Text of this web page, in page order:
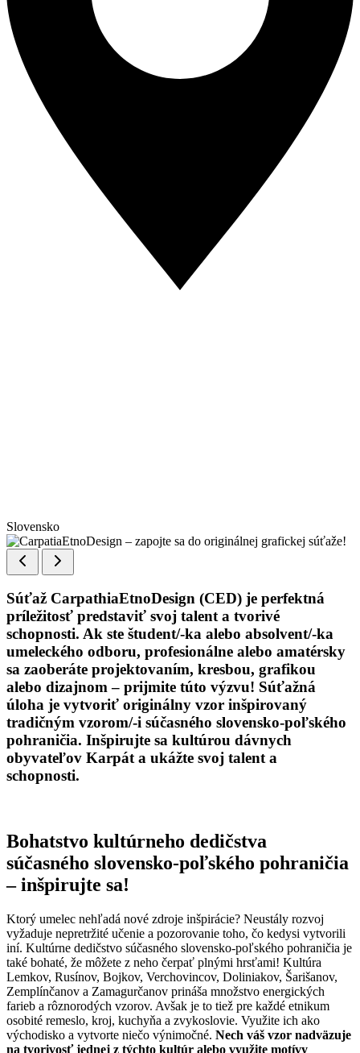
Slovensko
Súťaž CarpathiaEtnoDesign (CED) je perfektná
príležitosť predstaviť svoj talent a tvorivé
schopnosti. Ak ste študent/-ka alebo absolvent/-ka
umeleckého odboru, profesionálne alebo amatérsky
sa zaoberáte projektovaním, kresbou, grafikou
alebo dizajnom – prijmite túto výzvu! Súťažná
úloha je vytvoriť originálny vzor inšpirovaný
tradičným vzorom/-i súčasného slovensko-poľského
pohraničia. Inšpirujte sa kultúrou dávnych
obyvateľov Karpát a ukážte svoj talent a
schopnosti.
Bohatstvo kultúrneho dedičstva
súčasného slovensko-poľského pohraničia
– inšpirujte sa!
Ktorý umelec nehľadá nové zdroje inšpirácie? Neustály rozvoj
vyžaduje nepretržité učenie a pozorovanie toho, čo kedysi vytvorili
iní. Kultúrne dedičstvo súčasného slovensko-poľského pohraničia je
také bohaté, že môžete z neho čerpať plnými hrsťami! Kultúra
Lemkov, Rusínov, Bojkov, Verchovincov, Doliniakov, Šarišanov,
Zemplínčanov a Zamagurčanov prináša množstvo energických
farieb a rôznorodých vzorov. Avšak je to tiež pre každé etnikum
osobité remeslo, kroj, kuchyňa a zvykoslovie. Využite ich ako
východisko a vytvorte niečo výnimočné. Nech váš vzor nadväzuje
na tvorivosť jednej z týchto kultúr alebo využite motívy